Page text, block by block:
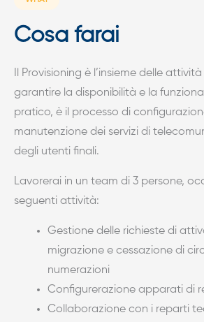
Cosa farai
Il Provisioning è l’insieme delle
garantire la disponibilità e la
pratico, è il processo di
manutenzione dei servizi di
degli utenti finali.
Lavorerai in un team di 3 persone,
seguenti attività:
Gestione delle richieste di
migrazione e cessazione di
numerazioni
Configurerazione apparati di
Collaborazione con i reparti